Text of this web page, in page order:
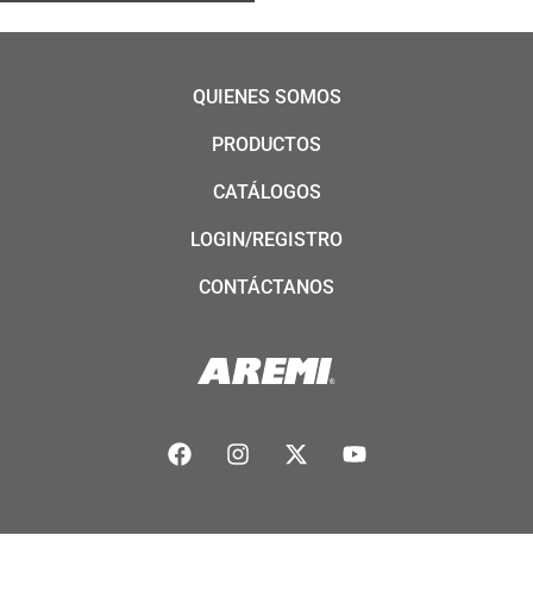
QUIENES SOMOS
PRODUCTOS
CATÁLOGOS
LOGIN/REGISTRO
CONTÁCTANOS